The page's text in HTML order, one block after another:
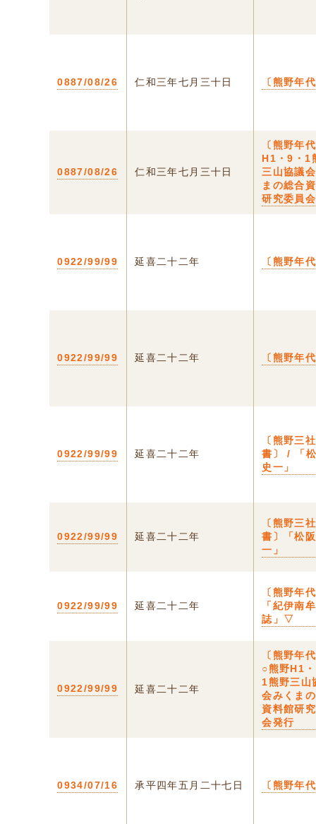
0887/08/26 仁和三年七月三十日 〔熊野年
0887/08/26 仁和三年七月三十日
〔熊野年
H1・9・1
三山協議
まの総合
研究委員
0922/99/99 延喜二十二年 〔熊野年
0922/99/99 延喜二十二年 〔熊野年
0922/99/99 延喜二十二年
〔熊野三
書〕 / 「
史一」
0922/99/99 延喜二十二年
〔熊野三
書〕「松
一」
0922/99/99 延喜二十二年
〔熊野年
「紀伊南
誌」▽
0922/99/99 延喜二十二年
〔熊野年
○熊野H1
1熊野三山
会みくま
資料館研
会発行
0934/07/16 承平四年五月二十七日 〔熊野年